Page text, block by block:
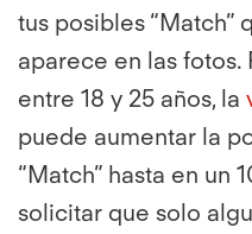
tus posibles “Match”
aparece en las fotos.
entre 18 y 25 años, la
puede aumentar la
“Match” hasta en un
solicitar que solo